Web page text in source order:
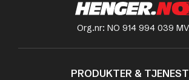
Org.nr: NO 914 994 039
PRODUKTER &